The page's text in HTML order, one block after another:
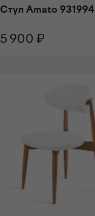
Стул Amato 931994
5 900 ₽